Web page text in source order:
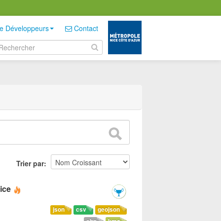
Développeurs Contact
Trier par
geojson
csv
json